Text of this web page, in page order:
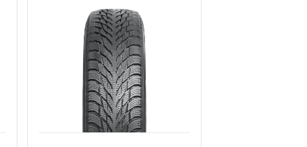
Ikon Autograph Snow 3
255/50 R 19 107R XL